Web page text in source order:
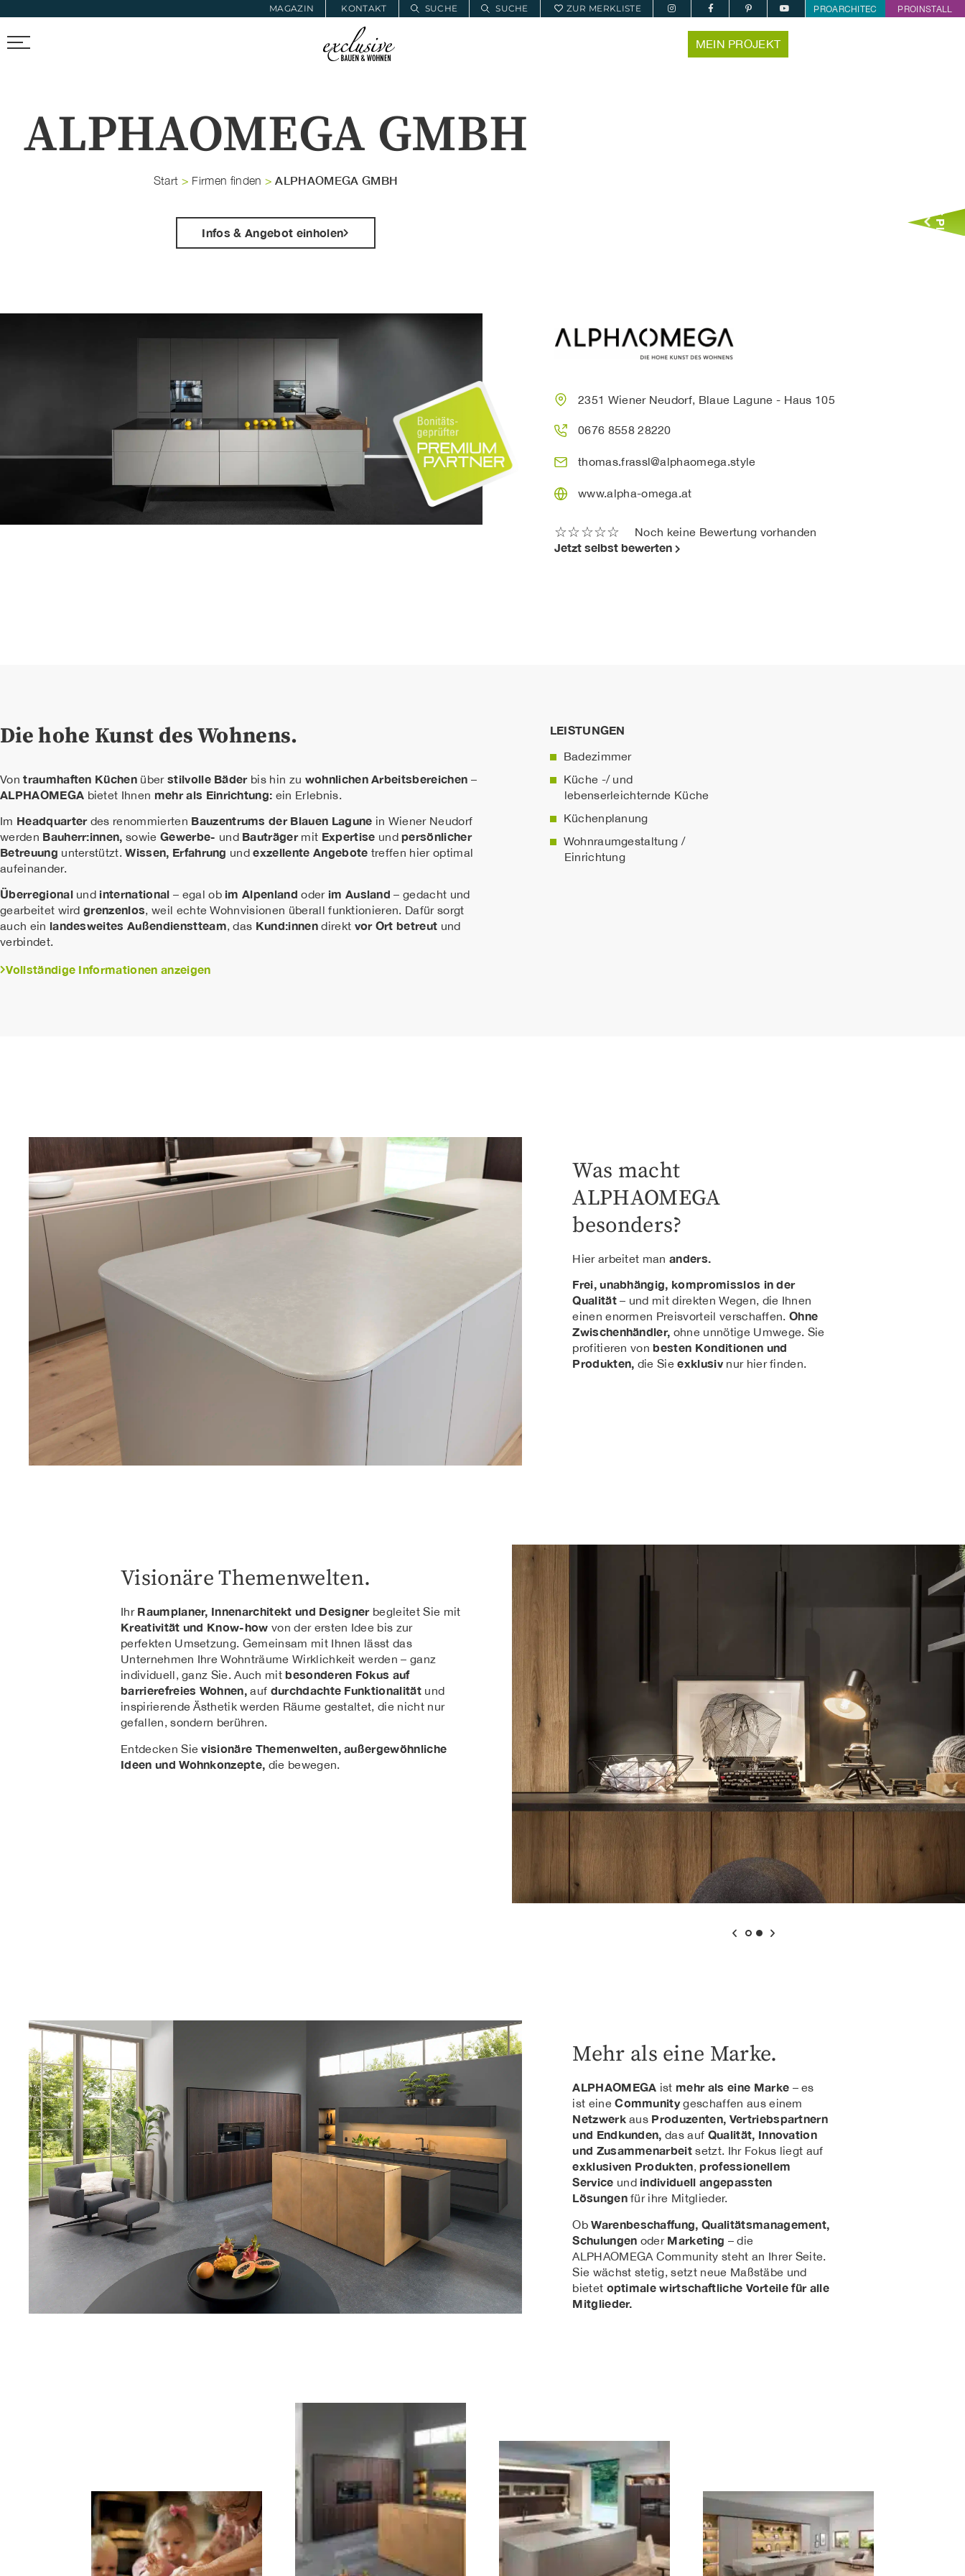
MAGAZIN KONTAKT SUCHE SUCHE ZUR MERKLISTE PROARCHITEC PROINSTALL
FIRMEN FINDEN BAUWOHNSERVICE
MEIN PROJEKT
ALPHAOMEGA GMBH
Start > Firmen finden >ALPHAOMEGA GMBH
Infos & Angebot einholen
2351 Wiener Neudorf, Blaue Lagune - Haus 105
0676 8558 28220
thomas.frassl@alphaomega.style
www.alpha-omega.at
Noch keine Bewertung vorhanden
☆☆☆☆☆
Jetzt selbst bewerten
Die hohe Kunst des Wohnens.
Vontraumhaften Küchen über stilvolle Bäderbis hin zu wohnlichen Arbeitsbereichen –
ALPHAOMEGA bietet Ihnen mehr als Einrichtung: ein Erlebnis.
Im Headquarterdes renommierten Bauzentrums der Blauen Lagune in Wiener Neudorf
werden Bauherr:innen, sowie Gewerbe- undBauträger mit Expertise undpersönlicher
Betreuung unterstützt.Wissen, Erfahrung undexzellente Angebote treffen hier optimal
aufeinander.
Überregional und international – egal ob im Alpenlandoderim Ausland – gedacht und
gearbeitet wirdgrenzenlos, weil echte Wohnvisionen überall funktionieren. Dafür sorgt
auch ein landesweites Außendienstteam, das Kund:innendirekt vor Ort betreut und
verbindet.
Vollständige Informationen anzeigen
LEISTUNGEN
Badezimmer
Küche -/ und
lebenserleichternde Küche
Küchenplanung
Wohnraumgestaltung /
Einrichtung
Was macht
ALPHAOMEGA
besonders?
Hier arbeitet mananders.
Frei, unabhängig, kompromisslos in der
Qualität– und mit direkten Wegen, die Ihnen
einen enormen Preisvorteil verschaffen.Ohne
Zwischenhändler, ohne unnötige Umwege. Sie
profitieren vonbesten Konditionen und
Produkten, die Sieexklusiv nur hier finden.
Visionäre Themenwelten.
Ihr Raumplaner, Innenarchitekt und Designerbegleitet Sie mit
Kreativität und Know-how von der ersten Idee bis zur
perfekten Umsetzung. Gemeinsam mit Ihnen lässt das
Unternehmen Ihre Wohnträume Wirklichkeit werden – ganz
individuell, ganz Sie.Auch mitbesonderen Fokus auf
barrierefreies Wohnen, auf durchdachte Funktionalitätund
inspirierende Ästhetik werden Räume gestaltet, die nicht nur
gefallen, sondern berühren.
Entdecken Sievisionäre Themenwelten, außergewöhnliche
Ideen und Wohnkonzepte, die bewegen.​​​​​​​
Mehr als eine Marke.
ALPHAOMEGA ist mehr als eine Marke – es
ist eineCommunitygeschaffen aus einem
Netzwerkaus Produzenten, Vertriebspartnern
und Endkunden, das auf Qualität, Innovation
und Zusammenarbeit setzt. Ihr Fokus liegt auf
exklusiven Produkten,professionellem
Service und individuell angepassten
Lösungenfür ihre Mitglieder.
ObWarenbeschaffung, Qualitätsmanagement,
Schulungen oder Marketing – die
ALPHAOMEGA Community steht an Ihrer Seite.
Sie wächst stetig, setzt neue Maßstäbe und
bietet optimale wirtschaftliche Vorteile für alle
Mitglieder.
Jetzt Planen